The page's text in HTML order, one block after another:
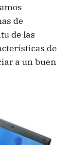
de
de las
de
a un buen